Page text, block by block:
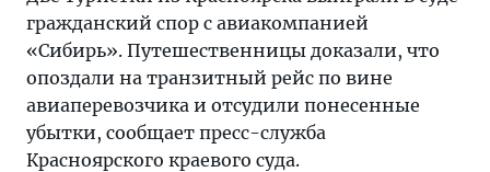
гражданский спор с авиакомпанией
«Сибирь». Путешественницы доказали, что
опоздали на транзитный рейс по вине
авиаперевозчика и отсудили понесенные
убытки, сообщает пресс-служба
Красноярского краевого суда.